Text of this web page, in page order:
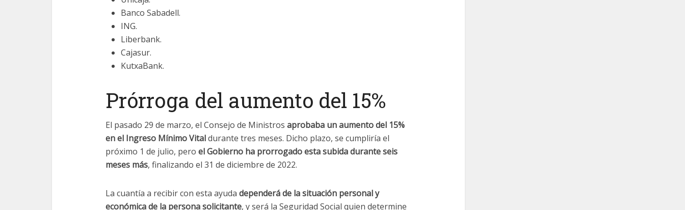
Banco Sabadell.
ING.
Liberbank.
Cajasur.
KutxaBank.
Prórroga del aumento del 15%
El pasado 29 de marzo, el Consejo de Ministros aprobaba un aumento del 15%
en el Ingreso Mínimo Vitaldurante tres meses. Dicho plazo, se cumpliría el
próximo 1 de julio, pero el Gobierno ha prorrogado esta subida durante seis
meses más, finalizando el 31 de diciembre de 2022.
La cuantía a recibir con esta ayuda dependerá de la situación personal y
económica de la persona solicitante, y será la Seguridad Social quien determine